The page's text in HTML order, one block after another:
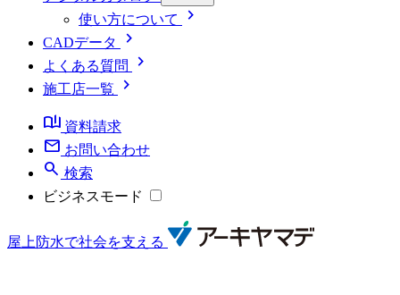
使い方について chevron_right
CADデータ chevron_right
よくある質問 chevron_right
施工店一覧
chevron_right
book_ribbon 資料請求
mail お問い合わせ
search 検索
ビジネスモード
屋上防水で社会を支える